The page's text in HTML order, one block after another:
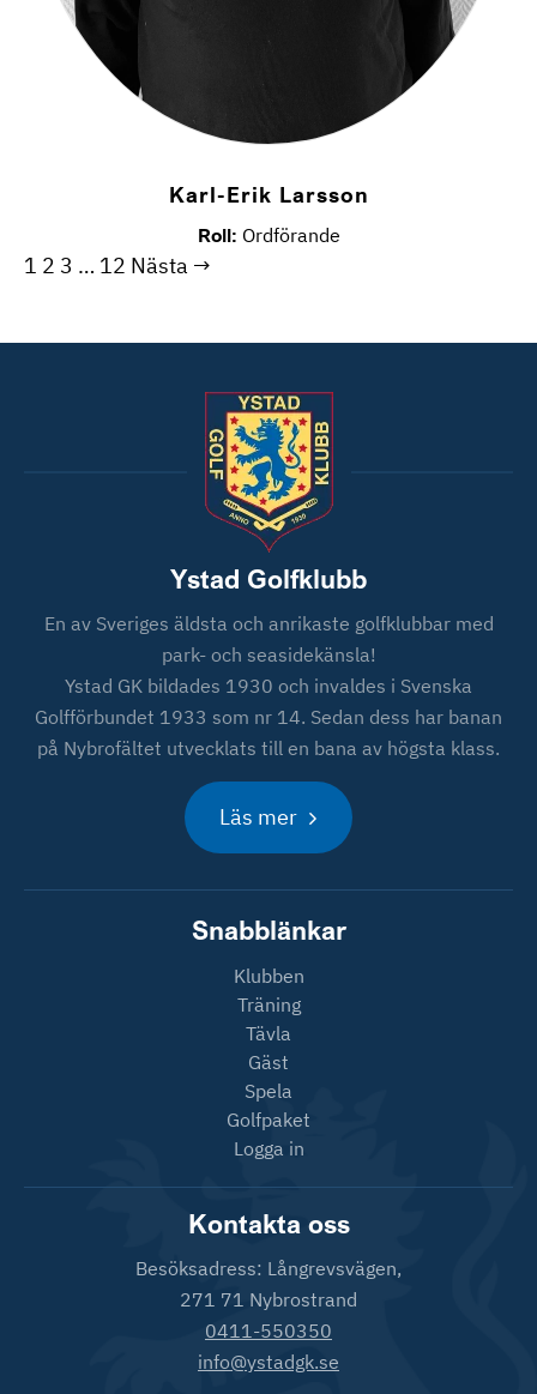
Karl-Erik Larsson
Roll: Ordförande
1 2 3 … 12 Nästa →
Ystad Golfklubb
En av Sveriges äldsta och anrikaste golfklubbar med
park- och seasidekänsla!
Ystad GK bildades 1930 och invaldes i Svenska
Golfförbundet 1933 som nr 14. Sedan dess har banan
på Nybrofältet utvecklats till en bana av högsta klass.
Läs mer
Snabblänkar
Klubben
Träning
Tävla
Gäst
Spela
Golfpaket
Logga in
Kontakta oss
Besöksadress: Långrevsvägen,
271 71 Nybrostrand
0411-550350
info@ystadgk.se